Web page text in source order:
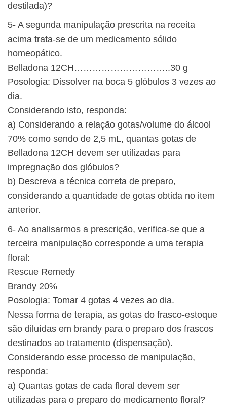
destilada)?
5- A segunda manipulação prescrita na receita
acima trata-se de um medicamento sólido
homeopático.
Belladona 12CH…………………………..30 g
Posologia: Dissolver na boca 5 glóbulos 3 vezes ao
dia.
Considerando isto, responda:
a) Considerando a relação gotas/volume do álcool
70% como sendo de 2,5 mL, quantas gotas de
Belladona 12CH devem ser utilizadas para
impregnação dos glóbulos?
b) Descreva a técnica correta de preparo,
considerando a quantidade de gotas obtida no item
anterior.
6- Ao analisarmos a prescrição, verifica-se que a
terceira manipulação corresponde a uma terapia
floral:
Rescue Remedy
Brandy 20%
Posologia: Tomar 4 gotas 4 vezes ao dia.
Nessa forma de terapia, as gotas do frasco-estoque
são diluídas em brandy para o preparo dos frascos
destinados ao tratamento (dispensação).
Considerando esse processo de manipulação,
responda:
a) Quantas gotas de cada floral devem ser
utilizadas para o preparo do medicamento floral?